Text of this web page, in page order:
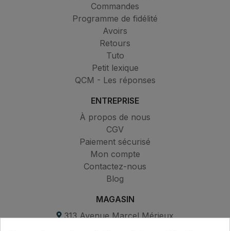
Commandes
Programme de fidélité
Avoirs
Retours
Tuto
Petit lexique
QCM - Les réponses
ENTREPRISE
À propos de nous
CGV
Paiement sécurisé
Mon compte
Contactez-nous
Blog
MAGASIN
313 Avenue Marcel Mérieux